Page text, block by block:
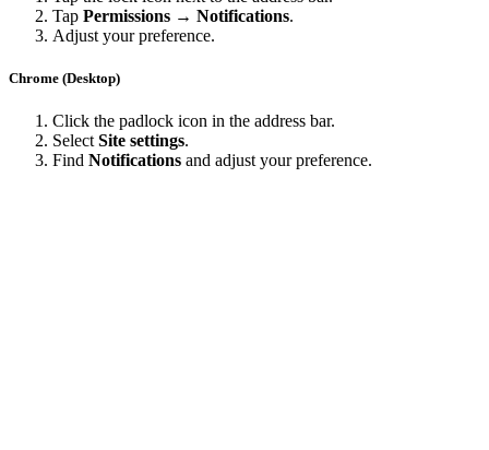
Tap Permissions → Notifications.
Adjust your preference.
Chrome (Desktop)
Click the padlock icon in the address bar.
Select Site settings.
Find Notifications and adjust your preference.